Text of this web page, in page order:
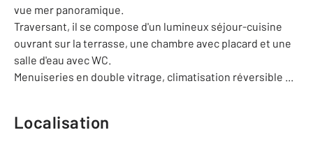
vue mer panoramique.
Traversant, il se compose d'un lumineux séjour-cuisine
ouvrant sur la terrasse, une chambre avec placard et une
salle d'eau avec WC.
Menuiseries en double vitrage, climatisation réversible ...
Localisation